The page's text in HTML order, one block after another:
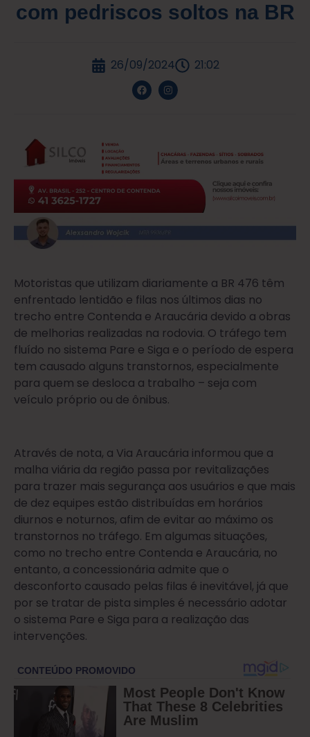
com pedriscos soltos na BR
26/09/2024 21:02
Motoristas que utilizam diariamente a BR 476 têm
enfrentado lentidão e filas nos últimos dias no
trecho entre Contenda e Araucária devido a obras
de melhorias realizadas na rodovia. O tráfego tem
fluído no sistema Pare e Siga e o período de espera
tem causado alguns transtornos, especialmente
para quem se desloca a trabalho – seja com
veículo próprio ou de ônibus.
Através de nota, a Via Araucária informou que a
malha viária da região passa por revitalizações
para trazer mais segurança aos usuários e que mais
de dez equipes estão distribuídas em horários
diurnos e noturnos, afim de evitar ao máximo os
transtornos no tráfego. Em algumas situações,
como no trecho entre Contenda e Araucária, no
entanto, a concessionária admite que o
desconforto causado pelas filas é inevitável, já que
por se tratar de pista simples é necessário adotar
o sistema Pare e Siga para a realização das
intervenções.